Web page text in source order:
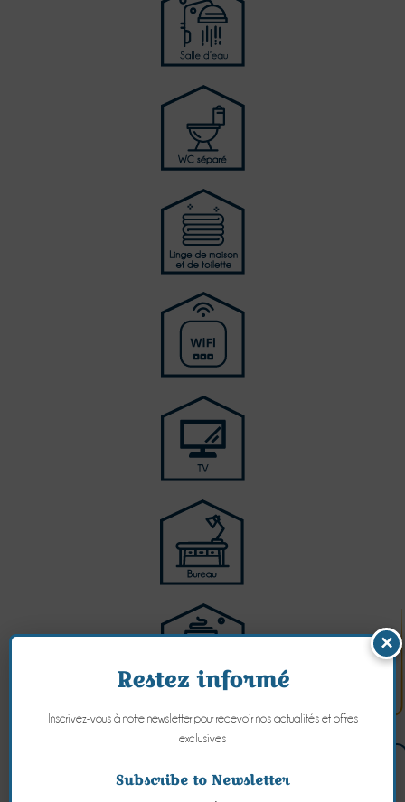
×
Restez informé
Inscrivez-vous à notre newsletter pour recevoir nos actualités et offres
exclusives
Subscribe to Newsletter